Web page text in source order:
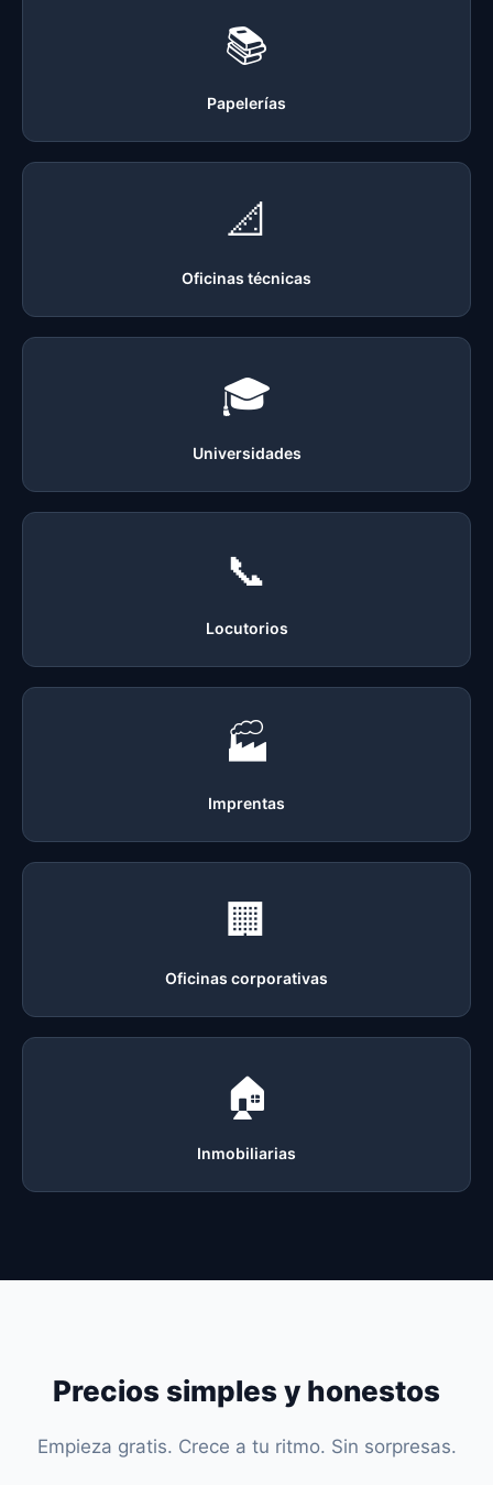
📚
Papelerías
📐
Oficinas técnicas
🎓
Universidades
📞
Locutorios
🏭
Imprentas
🏢
Oficinas corporativas
🏠
Inmobiliarias
Precios simples y honestos
Empieza gratis. Crece a tu ritmo. Sin sorpresas.